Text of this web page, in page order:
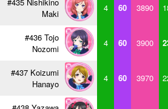
Maki
4 60 3890
#436 Tojo
Nozomi
4 60 3900
#437 Koizumi
Hanayo
4 60 3970